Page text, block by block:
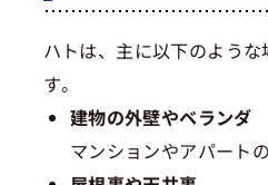
ハトは、主に以下のよう
す。
建物の外壁やベランダ
マンションやアパート